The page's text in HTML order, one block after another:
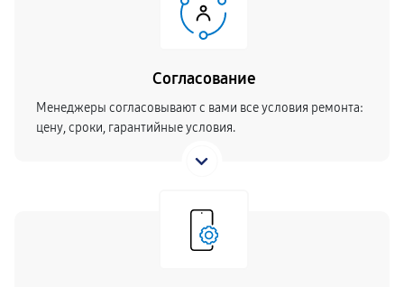
Согласование
Менеджеры согласовывают с вами все условия ремонта:
цену, сроки, гарантийные условия.